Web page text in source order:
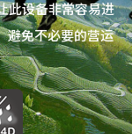
此设备非常容易进
避免不必要的营运